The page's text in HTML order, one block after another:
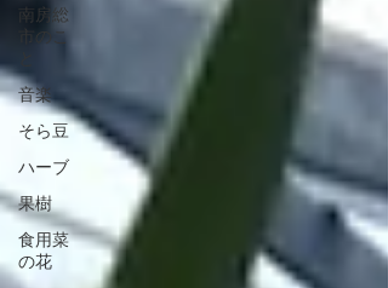
南房総
市のこ
音楽
そら豆
ハーブ
果樹
食用菜
の花